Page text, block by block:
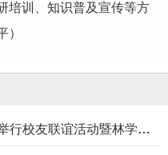
培训、知识普及宣传等方
）
福建农林大学校友会龙岩联络处举行校友联谊活动暨林学、生物医药